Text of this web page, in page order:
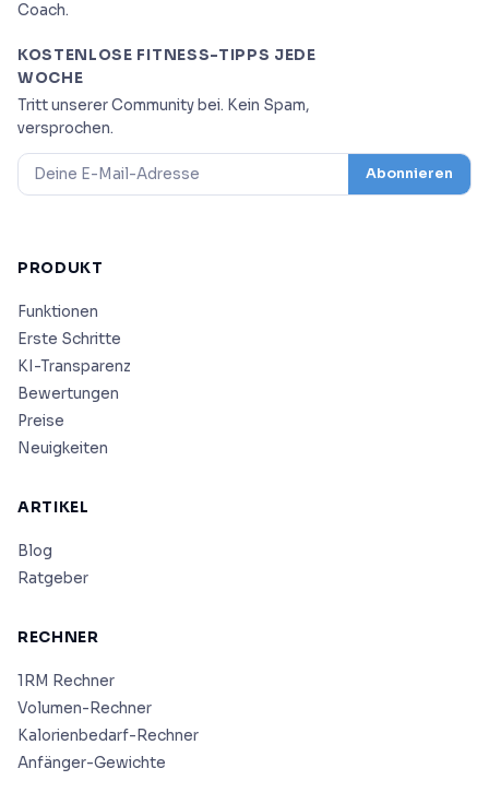
Coach.
KOSTENLOSE FITNESS-TIPPS JEDE
WOCHE
Tritt unserer Community bei. Kein Spam,
versprochen.
Abonnieren
PRODUKT
Funktionen
Erste Schritte
KI-Transparenz
Bewertungen
Preise
Neuigkeiten
ARTIKEL
Blog
Ratgeber
RECHNER
1RM Rechner
Volumen-Rechner
Kalorienbedarf-Rechner
Anfänger-Gewichte